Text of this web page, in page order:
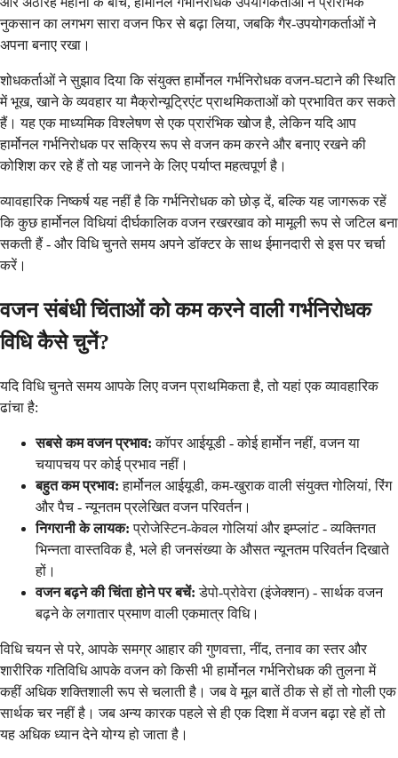
नुकसान का लगभग सारा वजन फिर से बढ़ा लिया, जबकि गैर-उपयोगकर्ताओं ने
अपना बनाए रखा।
शोधकर्ताओं ने सुझाव दिया कि संयुक्त हार्मोनल गर्भनिरोधक वजन-घटाने की स्थिति
में भूख, खाने के व्यवहार या मैक्रोन्यूट्रिएंट प्राथमिकताओं को प्रभावित कर सकते
हैं। यह एक माध्यमिक विश्लेषण से एक प्रारंभिक खोज है, लेकिन यदि आप
हार्मोनल गर्भनिरोधक पर सक्रिय रूप से वजन कम करने और बनाए रखने की
कोशिश कर रहे हैं तो यह जानने के लिए पर्याप्त महत्वपूर्ण है।
व्यावहारिक निष्कर्ष यह नहीं है कि गर्भनिरोधक को छोड़ दें, बल्कि यह जागरूक रहें
कि कुछ हार्मोनल विधियां दीर्घकालिक वजन रखरखाव को मामूली रूप से जटिल बना
सकती हैं - और विधि चुनते समय अपने डॉक्टर के साथ ईमानदारी से इस पर चर्चा
करें।
वजन संबंधी चिंताओं को कम करने वाली गर्भनिरोधक
विधि कैसे चुनें?
यदि विधि चुनते समय आपके लिए वजन प्राथमिकता है, तो यहां एक व्यावहारिक
ढांचा है:
सबसे कम वजन प्रभाव: कॉपर आईयूडी - कोई हार्मोन नहीं, वजन या
चयापचय पर कोई प्रभाव नहीं।
बहुत कम प्रभाव: हार्मोनल आईयूडी, कम-खुराक वाली संयुक्त गोलियां, रिंग
और पैच - न्यूनतम प्रलेखित वजन परिवर्तन।
निगरानी के लायक: प्रोजेस्टिन-केवल गोलियां और इम्प्लांट - व्यक्तिगत
भिन्नता वास्तविक है, भले ही जनसंख्या के औसत न्यूनतम परिवर्तन दिखाते
हों।
वजन बढ़ने की चिंता होने पर बचें: डेपो-प्रोवेरा (इंजेक्शन) - सार्थक वजन
बढ़ने के लगातार प्रमाण वाली एकमात्र विधि।
विधि चयन से परे, आपके समग्र आहार की गुणवत्ता, नींद, तनाव का स्तर और
शारीरिक गतिविधि आपके वजन को किसी भी हार्मोनल गर्भनिरोधक की तुलना में
कहीं अधिक शक्तिशाली रूप से चलाती है। जब वे मूल बातें ठीक से हों तो गोली एक
सार्थक चर नहीं है। जब अन्य कारक पहले से ही एक दिशा में वजन बढ़ा रहे हों तो
यह अधिक ध्यान देने योग्य हो जाता है।